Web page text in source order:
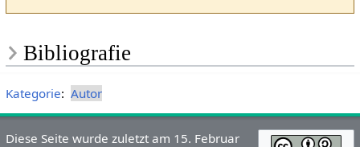
Bibliografie
Kategorie: Autor
Diese Seite wurde zuletzt am 15. Februar